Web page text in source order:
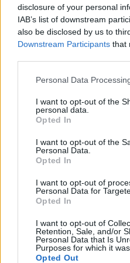
disclosure of your personal
IAB’s list of downstream
also be disclosed by us to
Downstream Participants that
Personal Data
I want to opt-out of the
personal data.
Opted In
I want to opt-out of the
Personal Data.
Opted In
I want to opt-out of
Personal Data for
Opted In
I want to opt-out of
Retention, Sale, and/or
Personal Data that Is
Purposes for which it
Opted Out
Κάντε click ΕΔΩ
ξεχωριστό οδηγό
γιορτές!
Tagged
with
huawei HUAWEI FreeBuds
YOU MAY ALSO LIKE